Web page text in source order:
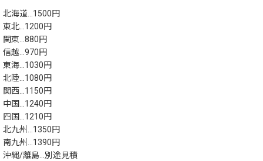
北海道…1500円
東北…1200円
関東…880円
信越…970円
東海…1030円
北陸…1080円
関西…1150円
中国…1240円
四国…1210円
北九州…1350円
南九州…1390円
沖縄/離島…別途見積